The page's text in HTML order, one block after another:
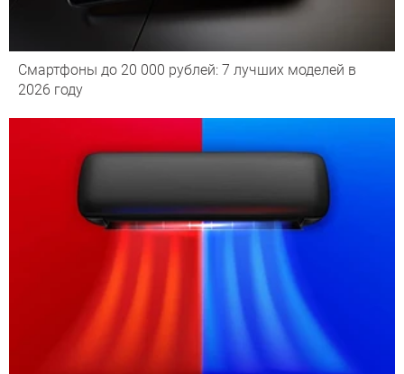
Смартфоны до 20 000 рублей: 7 лучших моделей в
2026 году